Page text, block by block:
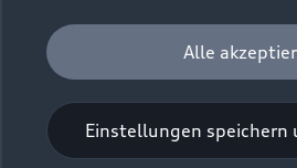
Alle
Einstellungen speichern
Verträge kündigen
Der Umfang des Audi CarCheck
fahrzeugindividuell (bzgl. Motoröl
angepasst.